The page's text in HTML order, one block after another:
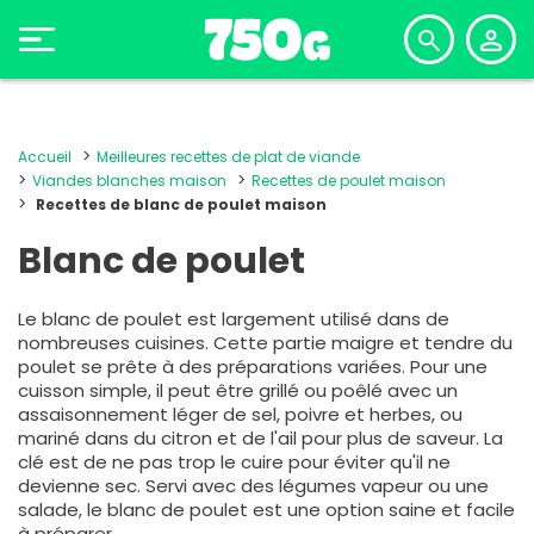
Accueil
Meilleures recettes de plat de viande
Viandes blanches maison
Recettes de poulet maison
Recettes de blanc de poulet maison
Blanc de poulet
Le blanc de poulet est largement utilisé dans de
nombreuses cuisines. Cette partie maigre et tendre du
poulet se prête à des préparations variées. Pour une
cuisson simple, il peut être grillé ou poêlé avec un
assaisonnement léger de sel, poivre et herbes, ou
mariné dans du citron et de l'ail pour plus de saveur. La
clé est de ne pas trop le cuire pour éviter qu'il ne
devienne sec. Servi avec des légumes vapeur ou une
salade, le blanc de poulet est une option saine et facile